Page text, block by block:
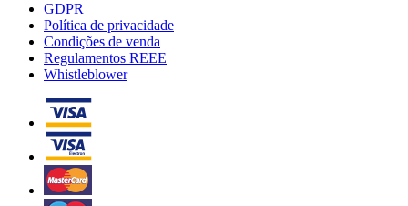
GDPR
Política de privacidade
Condições de venda
Regulamentos REEE
Whistleblower